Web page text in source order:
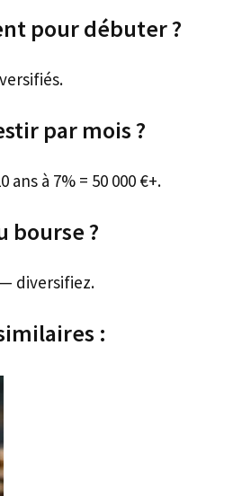
pour débuter ?
par mois ?
ans à 7% = 50 000 €+.
bourse ?
diversifiez.
: